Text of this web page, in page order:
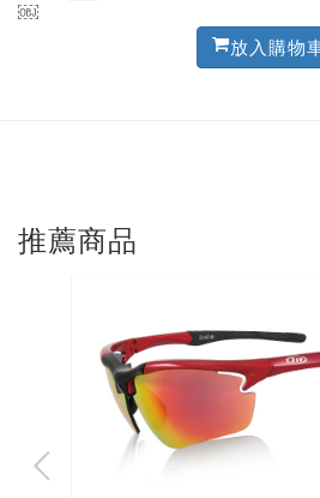
￼
放入購物
推薦商品